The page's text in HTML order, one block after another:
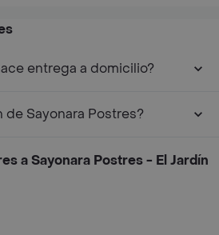
entrega a domicilio?
de Sayonara Postres?
a Sayonara Postres - El Jardín